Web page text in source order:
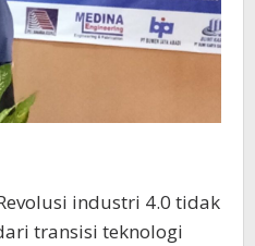
industri 4.0 tidak
transisi teknologi